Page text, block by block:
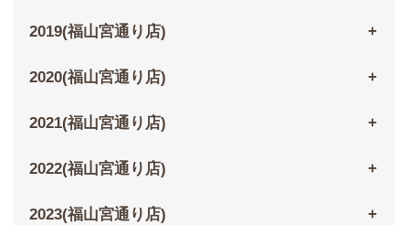
2019(福山宮通り店)
2020(福山宮通り店)
2021(福山宮通り店)
2022(福山宮通り店)
2023(福山宮通り店)